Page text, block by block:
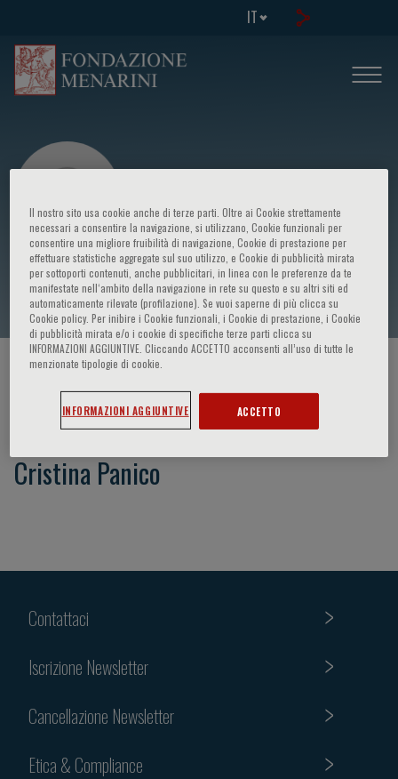
IT
Cristina Panico
HOME PAGE / CORSI ED EVENTI
Cristina Panico
Contattaci
Iscrizione Newsletter
Cancellazione Newsletter
Etica & Compliance
Il nostro sito usa cookie anche di terze parti. Oltre ai Cookie strettamente
necessari a consentire la navigazione, si utilizzano, Cookie funzionali per
consentire una migliore fruibilità di navigazione, Cookie di prestazione per
effettuare statistiche aggregate sul suo utilizzo, e Cookie di pubblicità mirata
per sottoporti contenuti, anche pubblicitari, in linea con le preferenze da te
manifestate nell‘ambito della navigazione in rete su questo e su altri siti ed
automaticamente rilevate (profilazione). Se vuoi saperne di più clicca su
Cookie policy. Per inibire i Cookie funzionali, i Cookie di prestazione, i Cookie
di pubblicità mirata e/o i cookie di specifiche terze parti clicca su
INFORMAZIONI AGGIUNTIVE. Cliccando ACCETTO acconsenti all’uso di tutte le
menzionate tipologie di cookie.
INFORMAZIONI AGGIUNTIVE ACCETTO